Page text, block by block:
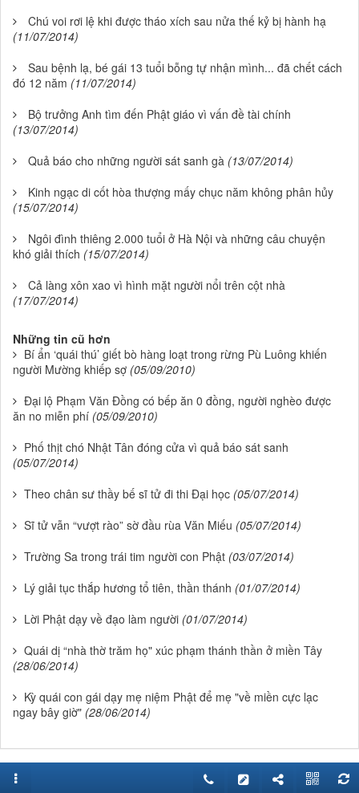
Chú voi rơi lệ khi được tháo xích sau nửa thế kỷ bị hành hạ
(11/07/2014)
Sau bệnh lạ, bé gái 13 tuổi bỗng tự nhận mình... đã chết cách
đó 12 năm (11/07/2014)
Bộ trưởng Anh tìm đến Phật giáo vì vấn đề tài chính
(13/07/2014)
Quả báo cho những người sát sanh gà (13/07/2014)
Kinh ngạc di cốt hòa thượng mấy chục năm không phân hủy
(15/07/2014)
Ngôi đình thiêng 2.000 tuổi ở Hà Nội và những câu chuyện
khó giải thích (15/07/2014)
Cả làng xôn xao vì hình mặt người nổi trên cột nhà
(17/07/2014)
Những tin cũ hơn
Bí ẩn ‘quái thú’ giết bò hàng loạt trong rừng Pù Luông khiến
người Mường khiếp sợ (05/09/2010)
Đại lộ Phạm Văn Đồng có bếp ăn 0 đồng, người nghèo được
ăn no miễn phí (05/09/2010)
Phố thịt chó Nhật Tân đóng cửa vì quả báo sát sanh
(05/07/2014)
Theo chân sư thầy bế sĩ tử đi thi Đại học (05/07/2014)
Sĩ tử vẫn “vượt rào” sờ đầu rùa Văn Miếu (05/07/2014)
Trường Sa trong trái tim người con Phật (03/07/2014)
Lý giải tục thắp hương tổ tiên, thần thánh (01/07/2014)
Lời Phật dạy về đạo làm người (01/07/2014)
Quái dị “nhà thờ trăm họ" xúc phạm thánh thần ở miền Tây
(28/06/2014)
Kỳ quái con gái dạy mẹ niệm Phật để mẹ "về miền cực lạc
ngay bây giờ" (28/06/2014)